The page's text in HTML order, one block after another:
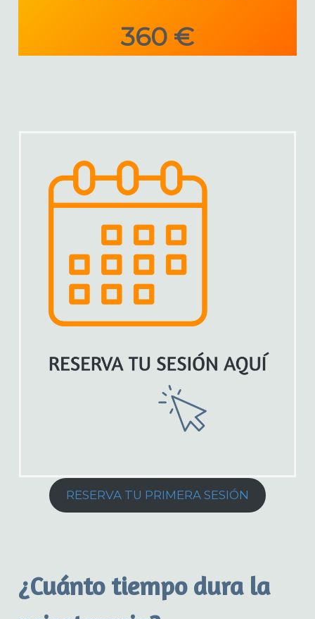
360 €
RESERVA TU PRIMERA SESIÓN
¿Cuánto tiempo dura la